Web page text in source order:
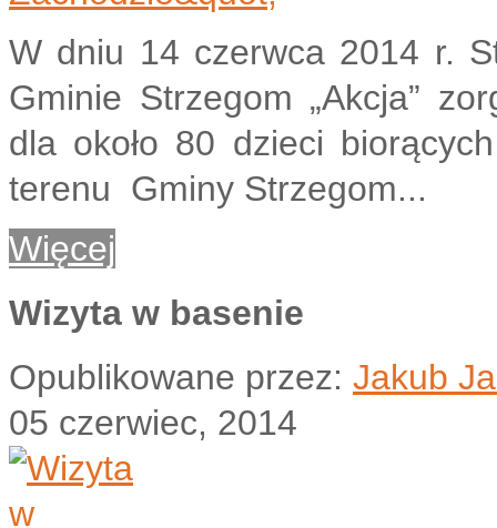
W dniu 14 czerwca 2014 r.
Gminie Strzegom „Akcja”
dla około 80 dzieci
terenu Gminy Strzegom...
Więcej
Wizyta w basenie
Opublikowane przez: Jakub
05 czerwiec, 2014